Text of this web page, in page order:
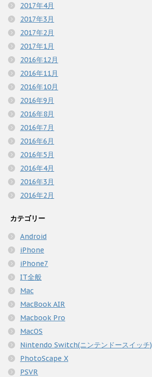
2017年4月
2017年3月
2017年2月
2017年1月
2016年12月
2016年11月
2016年10月
2016年9月
2016年8月
2016年7月
2016年6月
2016年5月
2016年4月
2016年3月
2016年2月
カテゴリー
Android
iPhone
iPhone7
IT全般
Mac
MacBook AIR
Macbook Pro
MacOS
Nintendo Switch(ニンテンドースイッチ)
PhotoScape X
PSVR